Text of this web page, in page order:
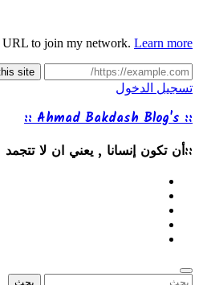
to join my network. Learn more
site
تسجيل الدخول
:: Ahmad Bakdash Blog's ::
::أن تكون إنسانا , يعني ان لا
البحث